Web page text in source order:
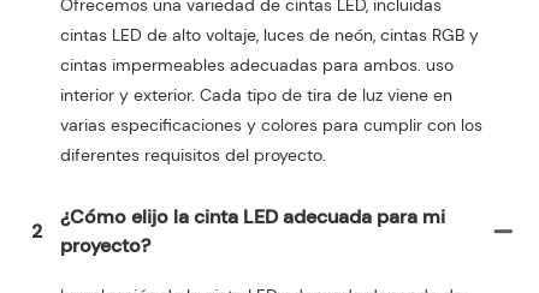
cintas LED de alto voltaje, luces de neón, cintas RGB y
cintas impermeables adecuadas para ambos. uso
interior y exterior. Cada tipo de tira de luz viene en
varias especificaciones y colores para cumplir con los
diferentes requisitos del proyecto.
2
¿Cómo elijo la cinta LED adecuada para mi
proyecto?